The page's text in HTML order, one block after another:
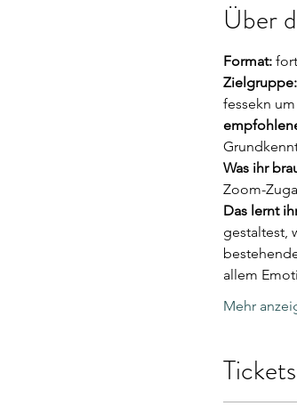
Über
Format:
Zielgruppe:
fessekn
Was ihr
Zoom-
Das lernt
gestaltest,
allem
Mehr
Tickets